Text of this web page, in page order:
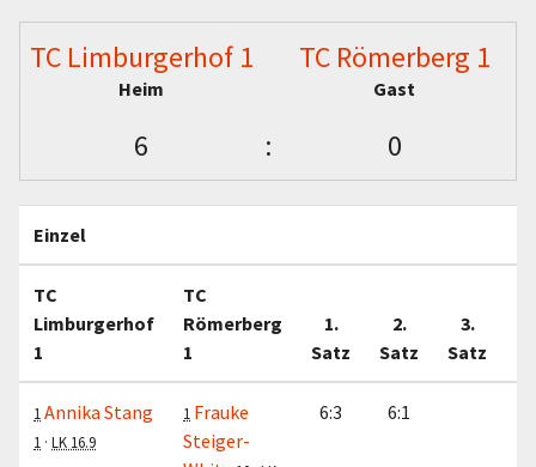
TC Limburgerhof 1
Heim
TC Römerberg 1
Gast
6 : 0
Einzel
TC
Limburgerhof
1
TC
Römerberg
1
1.
Satz
2.
Satz
3.
Satz
1 Annika Stang
1 · LK 16.9
1 Frauke
Steiger-
6:3 6:1